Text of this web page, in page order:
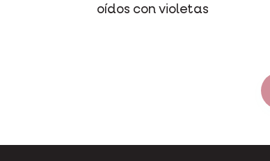
oídos con violetas